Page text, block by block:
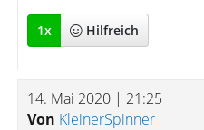
1x Hilfreich
14. Mai 2020 | 21:25
Von KleinerSpinner